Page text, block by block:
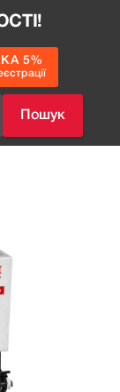
Пошук
5%